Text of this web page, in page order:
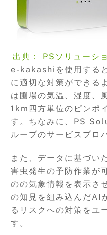
出典： PSソリューシ
e-kakashiを使用する
に適切な対策ができる
は圃場の気温、湿度、
1km四方単位のピンポ
す。ちなみに、PS
ループのサービスプロ
また、データに基づい
害虫発生の予防作業が
のの気象情報を表示さ
の知見を組み込んだAI
るリスクへの対策をユ
す。